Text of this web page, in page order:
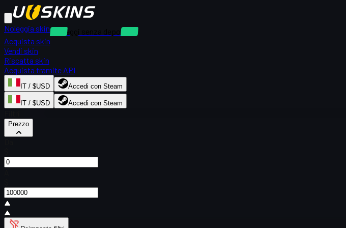
Noleggia skin
Noleggi senza deposito
Acquista skin
Vendi skin
Riscatta skin
Acquista tramite API
IT / $USD Accedi con Steam
IT / $USD Accedi con Steam
Prezzo